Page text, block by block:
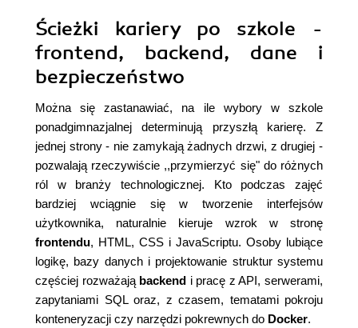
Ścieżki kariery po szkole -
frontend, backend, dane i
bezpieczeństwo
Można się zastanawiać, na ile wybory w szkole
ponadgimnazjalnej determinują przyszłą karierę. Z
jednej strony - nie zamykają żadnych drzwi, z drugiej -
pozwalają rzeczywiście ,,przymierzyć się" do różnych
ról w branży technologicznej. Kto podczas zajęć
bardziej wciągnie się w tworzenie interfejsów
użytkownika, naturalnie kieruje wzrok w stronę
frontendu, HTML, CSS i JavaScriptu. Osoby lubiące
logikę, bazy danych i projektowanie struktur systemu
częściej rozważają backend i pracę z API, serwerami,
zapytaniami SQL oraz, z czasem, tematami pokroju
konteneryzacji czy narzędzi pokrewnych do Docker.